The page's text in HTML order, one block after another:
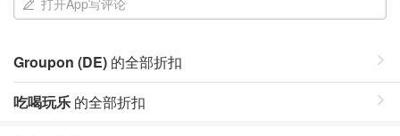
打开App写评论
Groupon (DE) 的全部折扣
吃喝玩乐 的全部折扣